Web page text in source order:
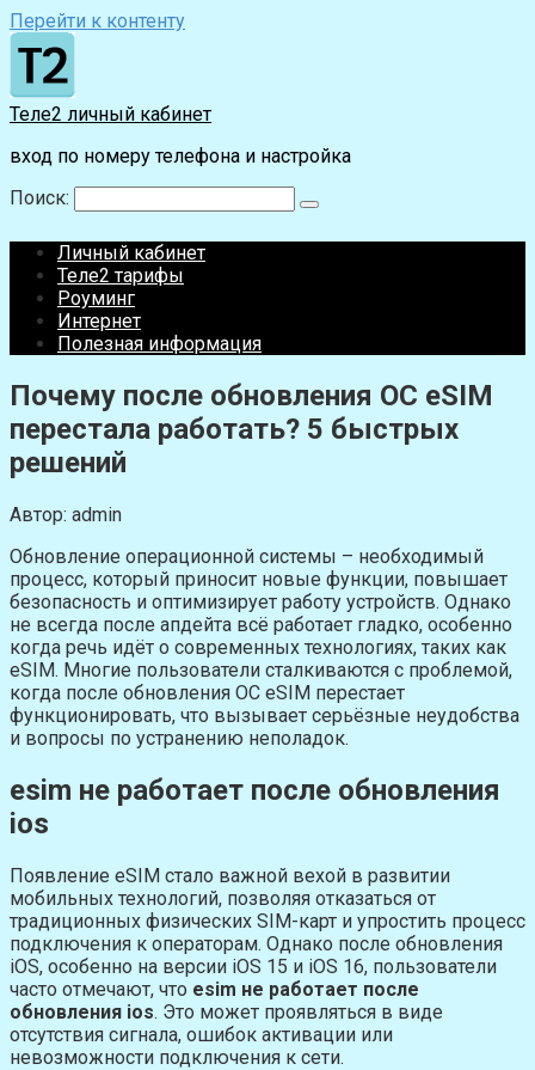
Перейти к контенту
Теле2 личный кабинет
вход по номеру телефона и настройка
Поиск:
Личный кабинет
Теле2 тарифы
Роуминг
Интернет
Полезная информация
Почему после обновления ОС eSIM
перестала работать? 5 быстрых
решений
Автор: admin
Обновление операционной системы – необходимый
процесс, который приносит новые функции, повышает
безопасность и оптимизирует работу устройств. Однако
не всегда после апдейта всё работает гладко, особенно
когда речь идёт о современных технологиях, таких как
eSIM. Многие пользователи сталкиваются с проблемой,
когда после обновления ОС eSIM перестает
функционировать, что вызывает серьёзные неудобства
и вопросы по устранению неполадок.
esim не работает после обновления
ios
Появление eSIM стало важной вехой в развитии
мобильных технологий, позволяя отказаться от
традиционных физических SIM-карт и упростить процесс
подключения к операторам. Однако после обновления
iOS, особенно на версии iOS 15 и iOS 16, пользователи
часто отмечают, что esim не работает после
обновления ios. Это может проявляться в виде
отсутствия сигнала, ошибок активации или
невозможности подключения к сети.